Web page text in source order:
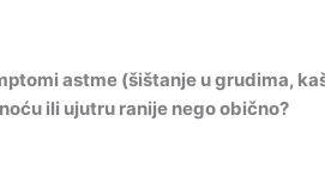
astme (šištanje u grudima,
ili ujutru ranije nego obično?